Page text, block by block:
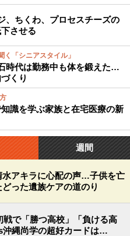
、ちくわ、プロセスチーズの
させる
「シニアスタイル」
時代は勤務中も体を鍛えた…
くり
識を学ぶ家族と在宅医療の新
週間
水アキラに心配の声…子供を亡
った遺族ケアの道のり
戦で「勝つ高校」「負ける高
沖縄尚学の超好カードは…